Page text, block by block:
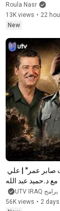
Roula Nasr
13K views • 22
New
د.حميد عبد الله
برامج UTV IRAQ
56K views • 2